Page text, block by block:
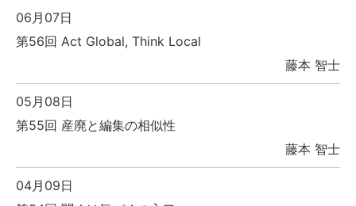
06月07日
第56回 Act Global, Think Local
藤本 智士
05月08日
第55回 産廃と編集の相似性
藤本 智士
04月09日